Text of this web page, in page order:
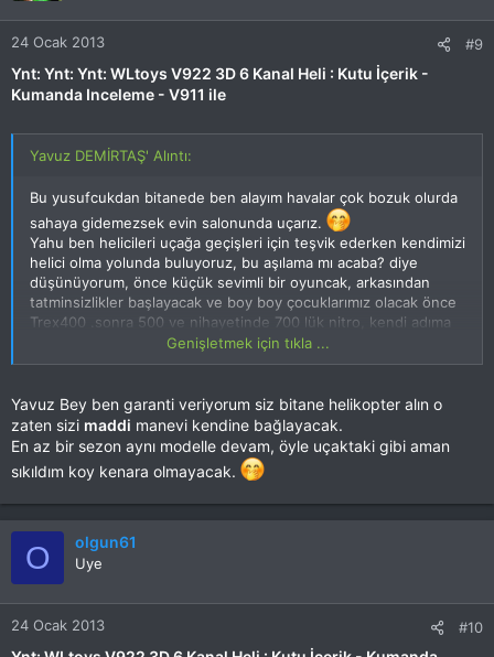
24 Ocak 2013 #9
Ynt: Ynt: Ynt: WLtoys V922 3D 6 Kanal Heli : Kutu İçerik -
Kumanda Inceleme - V911 ile
Yavuz DEMİRTAŞ' Alıntı:
Bu yusufcukdan bitanede ben alayım havalar çok bozuk olurda
sahaya gidemezsek evin salonunda uçarız.
Yahu ben helicileri uçağa geçişleri için teşvik ederken kendimizi
helici olma yolunda buluyoruz, bu aşılama mı acaba? diye
düşünüyorum, önce küçük sevimli bir oyuncak, arkasından
tatminsizlikler başlayacak ve boy boy çocuklarımız olacak önce
Trex400 .sonra 500 ve nihayetinde 700 lük nitro, kendi adıma
düşündüğümde benim bir modelden sıkılmam ortalama 30-40
gün diye bakarsak 3-4 ay sonra 700 lük trexe geçmiş olurum.
acaba ?
Genişletmek için tıkla ...
Yavuz Bey ben garanti veriyorum siz bitane helikopter alın o
zaten sizi maddi manevi kendine bağlayacak.
En az bir sezon aynı modelle devam, öyle uçaktaki gibi aman
sıkıldım koy kenara olmayacak.
O olgun61
Uye
24 Ocak 2013 #10